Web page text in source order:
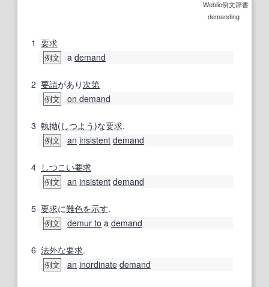
Weblio例文辞書
demanding
1 要求
例文 a demand
2 要請があり 次第
例文 on demand
3 執拗( しつよう)な要求.
例文 an insistent demand
4 しつこい要求
例文 an insistent demand
5 要求に難色を示す.
例文 demur to a demand
6 法外な要求.
例文 an inordinate demand